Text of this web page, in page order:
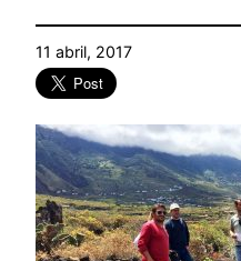
11 abril, 2017